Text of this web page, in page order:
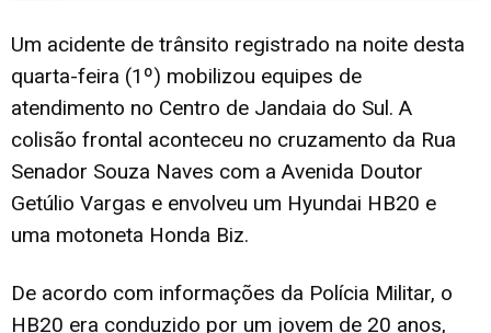
Um acidente de trânsito registrado na noite desta
quarta-feira (1º) mobilizou equipes de
atendimento no Centro de Jandaia do Sul. A
colisão frontal aconteceu no cruzamento da Rua
Senador Souza Naves com a Avenida Doutor
Getúlio Vargas e envolveu um Hyundai HB20 e
uma motoneta Honda Biz.
De acordo com informações da Polícia Militar, o
HB20 era conduzido por um jovem de 20 anos,